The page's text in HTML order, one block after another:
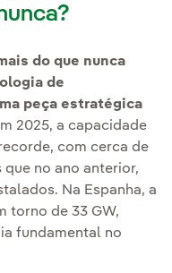
do que nunca
de
peça estratégica
2025, a capacidade
com cerca de
que no ano anterior,
Na Espanha, a
torno de 33 GW,
fundamental no